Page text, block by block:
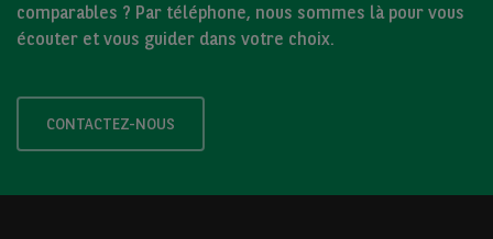
comparables ? Par téléphone, nous sommes là pour vous
écouter et vous guider dans votre choix.
CONTACTEZ-NOUS